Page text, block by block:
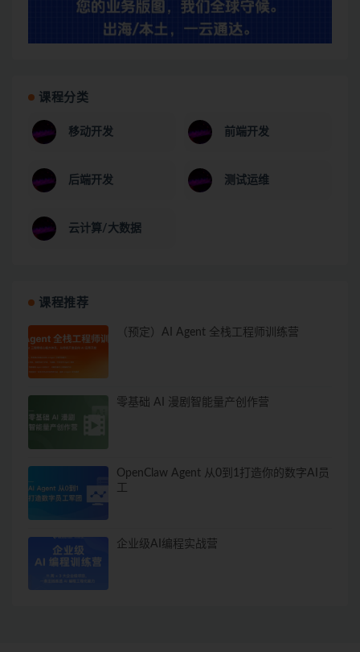
课程分类
移动开发 前端开发
后端开发 测试运维
云计算/大数据
课程推荐
（预定）AI Agent 全栈工程师训练营
零基础 AI 漫剧智能量产创作营
OpenClaw Agent 从0到1打造你的数字AI员
企业级AI编程实战营